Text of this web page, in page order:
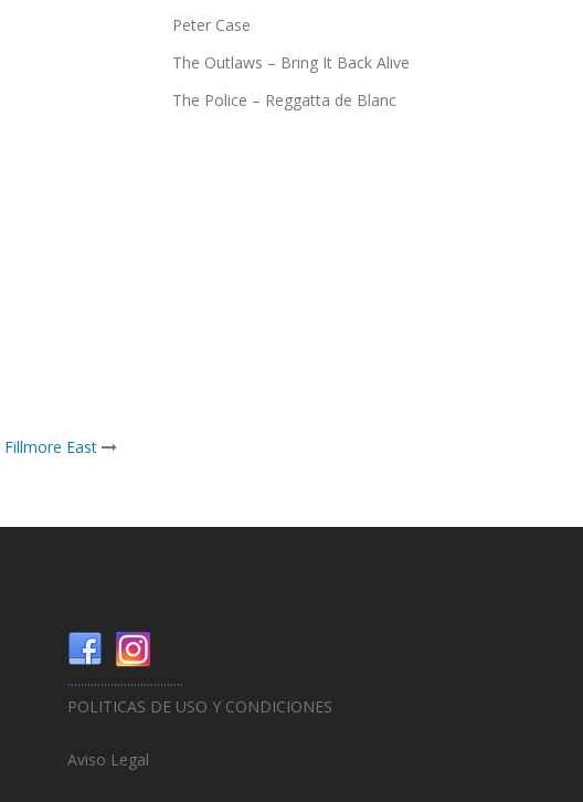
East
Peter Case
The Outlaws – Bring It Back Alive
The Police – Reggatta de Blanc
...................................
POLITICAS DE USO Y CONDICIONES
Aviso Legal